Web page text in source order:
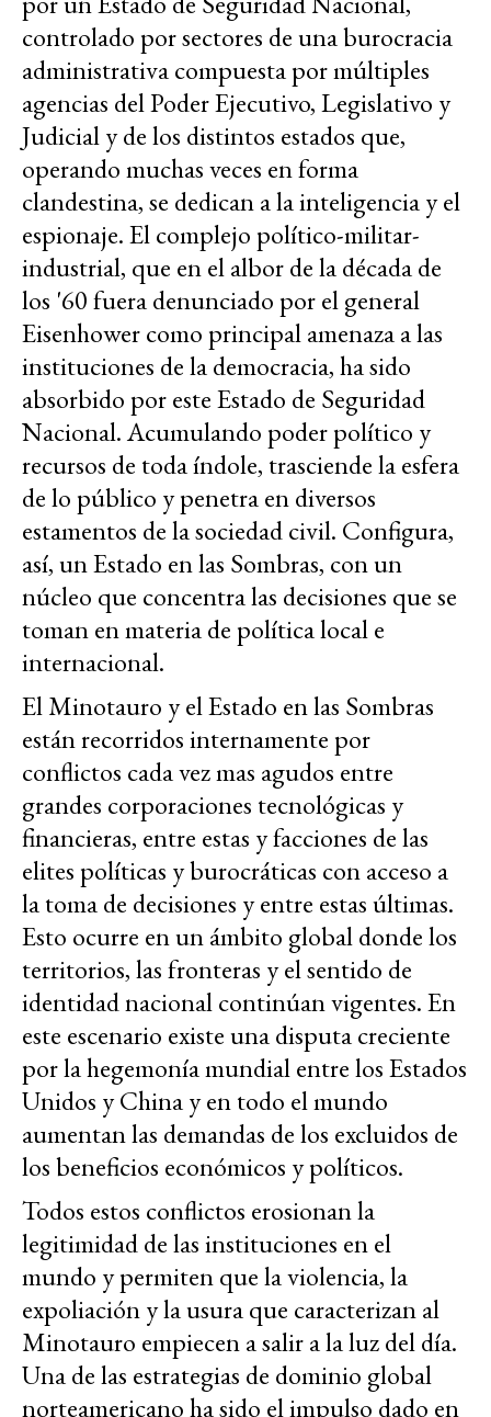
controlado por sectores de una burocracia
administrativa compuesta por múltiples
agencias del Poder Ejecutivo, Legislativo y
Judicial y de los distintos estados que,
operando muchas veces en forma
clandestina, se dedican a la inteligencia y el
espionaje. El complejo político-militar-
industrial, que en el albor de la década de
los '60 fuera denunciado por el general
Eisenhower como principal amenaza a las
instituciones de la democracia, ha sido
absorbido por este Estado de Seguridad
Nacional. Acumulando poder político y
recursos de toda índole, trasciende la esfera
de lo público y penetra en diversos
estamentos de la sociedad civil. Configura,
así, un Estado en las Sombras, con un
núcleo que concentra las decisiones que se
toman en materia de política local e
internacional.
El Minotauro y el Estado en las Sombras
están recorridos internamente por
conflictos cada vez mas agudos entre
grandes corporaciones tecnológicas y
financieras, entre estas y facciones de las
elites políticas y burocráticas con acceso a
la toma de decisiones y entre estas últimas.
Esto ocurre en un ámbito global donde los
territorios, las fronteras y el sentido de
identidad nacional continúan vigentes. En
este escenario existe una disputa creciente
por la hegemonía mundial entre los Estados
Unidos y China y en todo el mundo
aumentan las demandas de los excluidos de
los beneficios económicos y políticos.
Todos estos conflictos erosionan la
legitimidad de las instituciones en el
mundo y permiten que la violencia, la
expoliación y la usura que caracterizan al
Minotauro empiecen a salir a la luz del día.
Una de las estrategias de dominio global
norteamericano ha sido el impulso dado en